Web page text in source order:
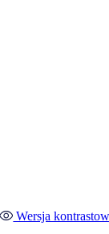
Wersja